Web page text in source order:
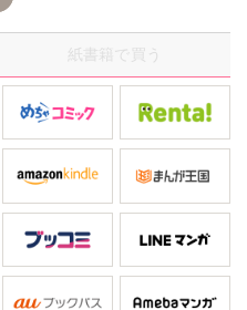
らすっごく楽♪ でも、女友達
度紹介してあげる、って思わ
からすごく胸が苦しい…。そ
う間に来て!? 明博、見た目
ら、もう女友達に愛撫したり
、明博へのほんとの気持に気
紙書籍で買う